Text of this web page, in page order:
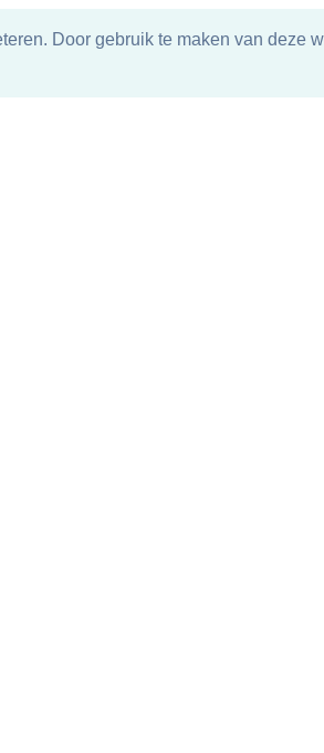
Door gebruik te maken van deze